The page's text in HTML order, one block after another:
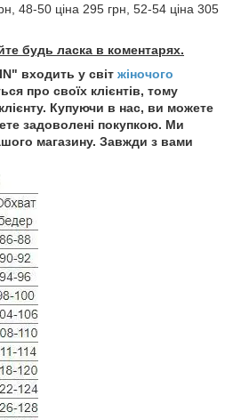
48-50 ціна 295 грн, 52-54 ціна 305
будь ласка в коментарях.
входить у світ жіночого
про своїх клієнтів, тому
Купуючи в нас, ви можете
задоволені покупкою. Ми
магазину. Завжди з вами